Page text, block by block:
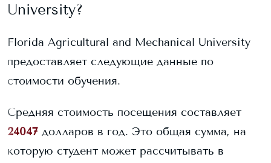
University?
Florida Agricultural and Mechanical University
предоставляет следующие данные по
стоимости обучения.
Средняя стоимость посещения составляет
24047 долларов в год. Это общая сумма, на
которую студент может рассчитывать в